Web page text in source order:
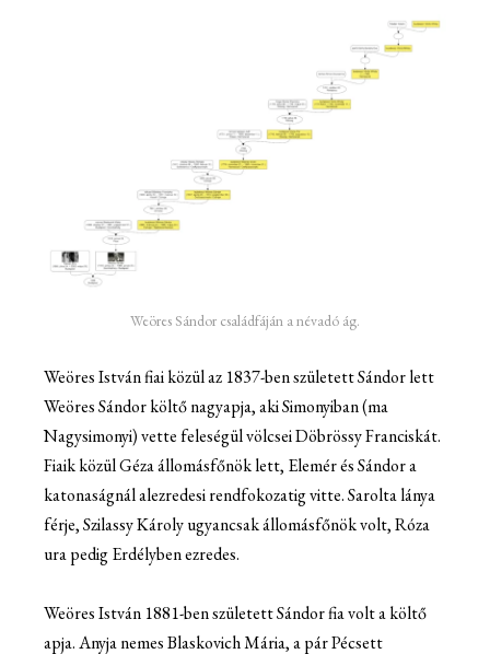
Weöres Sándor családfáján a névadó ág.
Weöres István fiai közül az 1837-ben született Sándor lett
Weöres Sándor költő nagyapja, aki Simonyiban (ma
Nagysimonyi) vette feleségül völcsei Döbrössy Franciskát.
Fiaik közül Géza állomásfőnök lett, Elemér és Sándor a
katonaságnál alezredesi rendfokozatig vitte. Sarolta lánya
férje, Szilassy Károly ugyancsak állomásfőnök volt, Róza
ura pedig Erdélyben ezredes.
Weöres István 1881-ben született Sándor fia volt a költő
apja. Anyja nemes Blaskovich Mária, a pár Pécsett